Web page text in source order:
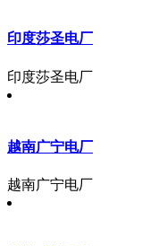
印度莎圣电厂
印度莎圣电厂
越南广宁电厂
越南广宁电厂